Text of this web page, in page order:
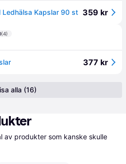
Ledhälsa Kapslar 90 st 359 kr
(4)
377 kr
Visa alla (16)
av produkter som kanske skulle